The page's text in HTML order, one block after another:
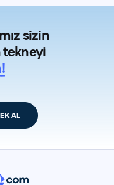
sizin
tekneyi
AL